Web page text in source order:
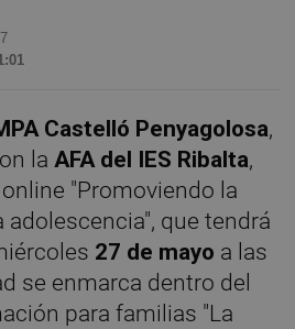
Castelló Penyagolosa,
laAFA del IES Ribalta,
"Promoviendo la
que tendrá
27 de mayo a las
se enmarca dentro del
para familias "La